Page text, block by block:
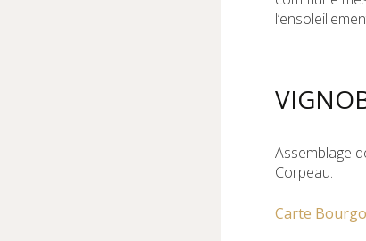
Assemblage
Corpeau.
Carte